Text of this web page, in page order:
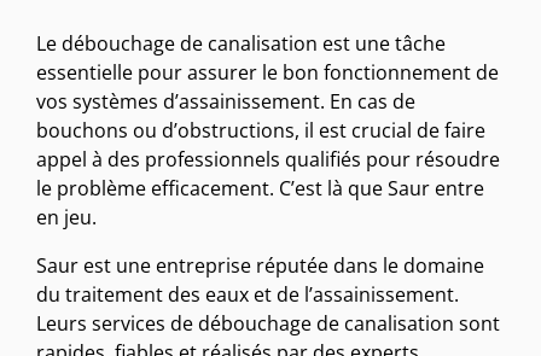
Le débouchage de canalisation est une tâche
essentielle pour assurer le bon fonctionnement de
vos systèmes d’assainissement. En cas de
bouchons ou d’obstructions, il est crucial de faire
appel à des professionnels qualifiés pour résoudre
le problème efficacement. C’est là que Saur entre
en jeu.
Saur est une entreprise réputée dans le domaine
du traitement des eaux et de l’assainissement.
Leurs services de débouchage de canalisation sont